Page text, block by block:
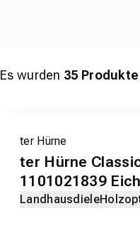
Es wurden 35 Produkte
ter Hürne
ter Hürne
1101021839
Landhausdiele